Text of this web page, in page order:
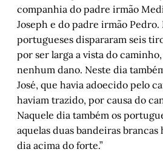
Faria
Muito antes de Trump –
entre Armênia e Irã, por
De Antigo Tape à Banda
Uruguai, por Artur
Cordel do Corte Raso -
Gonçalo Ferraz
Entre o mundo e eu –
Marlon Pires Ramos
Porto Alegre, 1913 – A
companhia do padre irmão
Joseph e do padre irmão Pedro.
portugueses dispararam seis
por ser larga a vista do
nenhum dano. Neste dia
José, que havia adoecido pelo
haviam trazido, por causa do
Naquele dia também os
aquelas duas bandeiras
dia acima do forte.”